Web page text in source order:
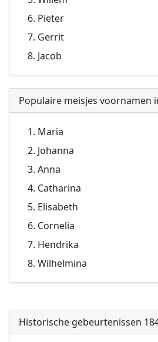
Pieter
Gerrit
Jacob
Populaire meisjes voornamen
Maria
Johanna
Anna
Catharina
Elisabeth
Cornelia
Hendrika
Wilhelmina
Historische gebeurtenissen